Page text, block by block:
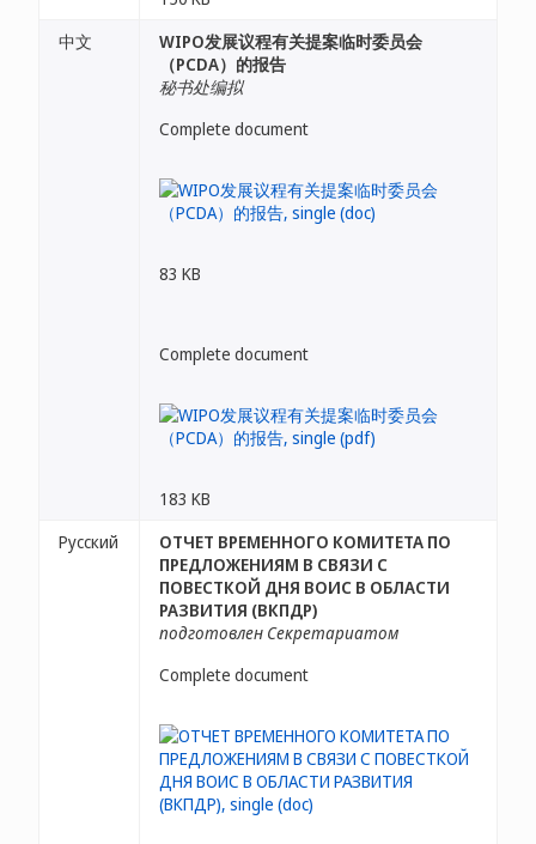
中文
WIPO发展议程有关提案临时委员会
（PCDA）的报告
秘书处编拟
Complete document
83 KB
Complete document
183 KB
Русский
ОТЧЕТ ВРЕМЕННОГО КОМИТЕТА ПО
ПРЕДЛОЖЕНИЯМ В СВЯЗИ С
ПОВЕСТКОЙ ДНЯ ВОИС В ОБЛАСТИ
РАЗВИТИЯ (ВКПДР)
подготовлен Секретариатом
Complete document